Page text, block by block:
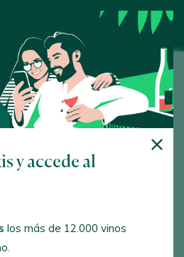
24398 - León
y accede al
los más de 12.000 vinos